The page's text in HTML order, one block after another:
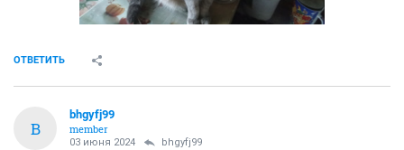
ОТВЕТИТЬ
B
bhgyfj99
member
03 июня 2024 bhgyfj99